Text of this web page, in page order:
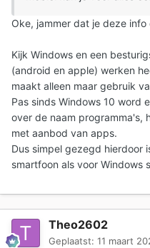
Oke, jammer dat je deze
Kijk Windows en een
(android en apple) werken
maakt alleen maar gebruik
Pas sinds Windows 10 word
over de naam programma's,
met aanbod van apps.
Dus simpel gezegd hierdoor
smartfoon als voor Windows
Theo2602
Geplaatst: 11 maart